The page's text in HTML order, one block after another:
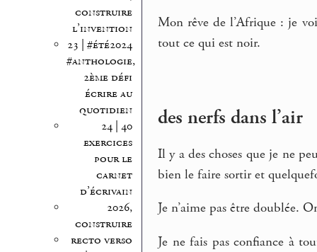
construire
l’invention
23 | #été2024
#anthologie,
2ème défi
écrire au
quotidien
24 | 40
exercices
pour le
carnet
d’écrivain
2026,
construire
recto verso
Mon rêve de l’Afrique : je
tout ce qui est noir.
des nerfs dans l’air
Il y a des choses que je ne
bien le faire sortir et
Je n’aime pas être doublée.
Je ne fais pas confiance à